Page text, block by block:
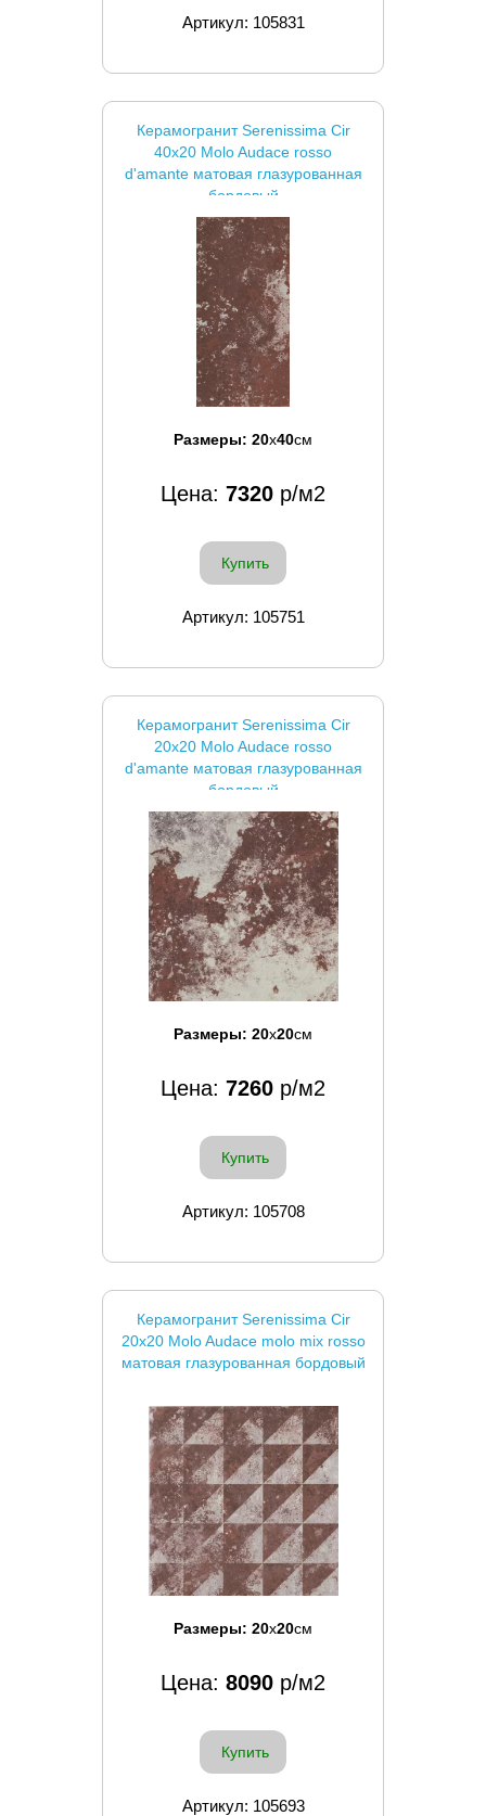
Артикул: 105831
Керамогранит Serenissima Cir
40x20 Molo Audace rosso
d'amante матовая глазурованная
бордовый
Размеры: 20x40см
Цена: 7320 р/м2
Купить
Артикул: 105751
Керамогранит Serenissima Cir
20x20 Molo Audace rosso
d'amante матовая глазурованная
бордовый
Размеры: 20x20см
Цена: 7260 р/м2
Купить
Артикул: 105708
Керамогранит Serenissima Cir
20x20 Molo Audace molo mix rosso
матовая глазурованная бордовый
Размеры: 20x20см
Цена: 8090 р/м2
Купить
Артикул: 105693